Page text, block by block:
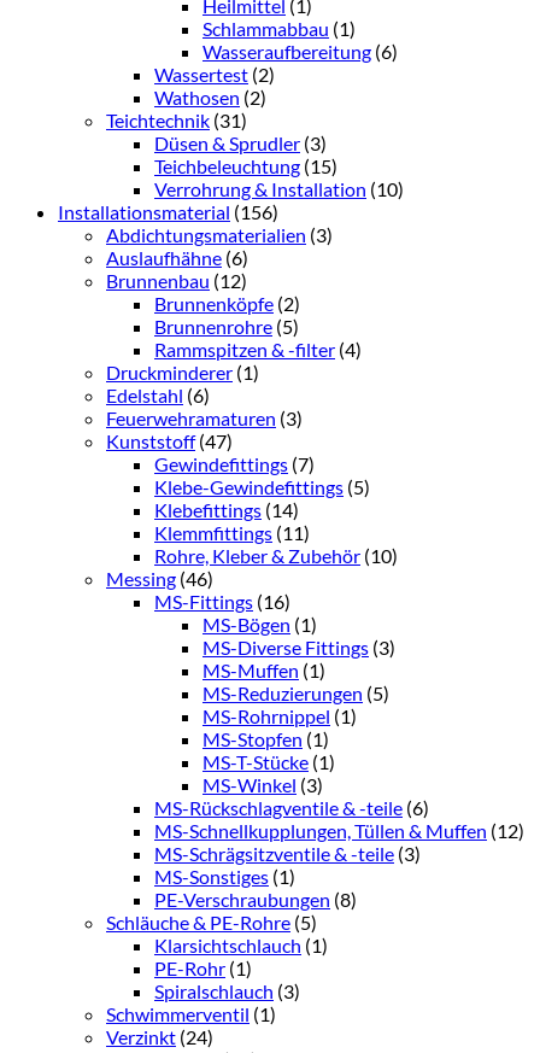
Heilmittel (1)
Schlammabbau (1)
Wasseraufbereitung (6)
Wassertest (2)
Wathosen (2)
Teichtechnik (31)
Düsen & Sprudler (3)
Teichbeleuchtung (15)
Verrohrung & Installation (10)
Installationsmaterial (156)
Abdichtungsmaterialien (3)
Auslaufhähne (6)
Brunnenbau (12)
Brunnenköpfe (2)
Brunnenrohre (5)
Rammspitzen & -filter (4)
Druckminderer (1)
Edelstahl (6)
Feuerwehramaturen (3)
Kunststoff (47)
Gewindefittings (7)
Klebe-Gewindefittings (5)
Klebefittings (14)
Klemmfittings (11)
Rohre, Kleber & Zubehör (10)
Messing (46)
MS-Fittings (16)
MS-Bögen (1)
MS-Diverse Fittings (3)
MS-Muffen (1)
MS-Reduzierungen (5)
MS-Rohrnippel (1)
MS-Stopfen (1)
MS-T-Stücke (1)
MS-Winkel (3)
MS-Rückschlagventile & -teile (6)
MS-Schnellkupplungen, Tüllen & Muffen (12)
MS-Schrägsitzventile & -teile (3)
MS-Sonstiges (1)
PE-Verschraubungen (8)
Schläuche & PE-Rohre (5)
Klarsichtschlauch (1)
PE-Rohr (1)
Spiralschlauch (3)
Schwimmerventil (1)
Verzinkt (24)